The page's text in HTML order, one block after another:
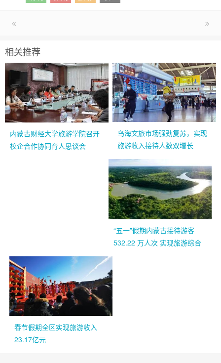
相关推荐
内蒙古财经大学旅游学院召开
校企合作协同育人恳谈会
乌海文旅市场强劲复苏，实现
旅游收入接待人数双增长
“五一”假期内蒙古接待游客
532.22 万人次 实现旅游综合
春节假期全区实现旅游收入
23.17亿元